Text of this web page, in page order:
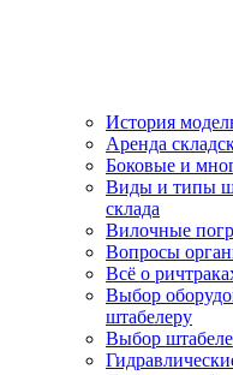
История
Аренда
Боковые и
Виды и типы
склада
Вилочные
Вопросы
Всё о
Выбор
штабелеру
Выбор